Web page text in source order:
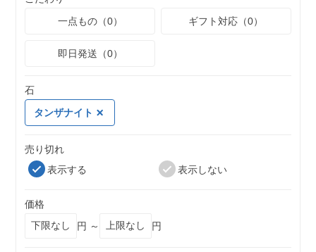
一点もの（0）
ギフト対応（0）
即日発送（0）
石
タンザナイト
売り切れ
表示する
表示しない
価格
円 ～
円